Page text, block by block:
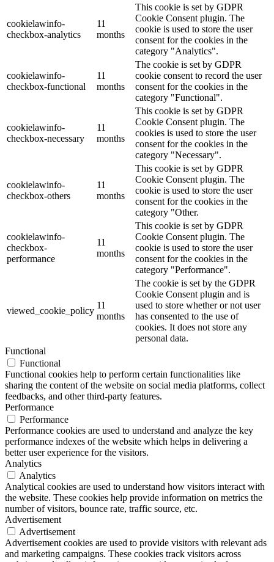
cookielawinfo-
checkbox-analytics
11
months
This cookie is set by GDPR
Cookie Consent plugin. The
cookie is used to store the user
consent for the cookies in the
category "Analytics".
cookielawinfo-
checkbox-functional
11
months
The cookie is set by GDPR
cookie consent to record the user
consent for the cookies in the
category "Functional".
cookielawinfo-
checkbox-necessary
11
months
This cookie is set by GDPR
Cookie Consent plugin. The
cookies is used to store the user
consent for the cookies in the
category "Necessary".
cookielawinfo-
checkbox-others
11
months
This cookie is set by GDPR
Cookie Consent plugin. The
cookie is used to store the user
consent for the cookies in the
category "Other.
cookielawinfo-
checkbox-
performance
11
months
This cookie is set by GDPR
Cookie Consent plugin. The
cookie is used to store the user
consent for the cookies in the
category "Performance".
viewed_cookie_policy
11
months
The cookie is set by the GDPR
Cookie Consent plugin and is
used to store whether or not user
has consented to the use of
cookies. It does not store any
personal data.
Functional
Functional
Functional cookies help to perform certain functionalities like
sharing the content of the website on social media platforms, collect
feedbacks, and other third-party features.
Performance
Performance
Performance cookies are used to understand and analyze the key
performance indexes of the website which helps in delivering a
better user experience for the visitors.
Analytics
Analytics
Analytical cookies are used to understand how visitors interact with
the website. These cookies help provide information on metrics the
number of visitors, bounce rate, traffic source, etc.
Advertisement
Advertisement
Advertisement cookies are used to provide visitors with relevant ads
and marketing campaigns. These cookies track visitors across